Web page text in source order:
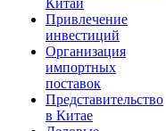
Китай
Привлечение
инвестиций
Организация
импортных
поставок
Представительство
в Китае